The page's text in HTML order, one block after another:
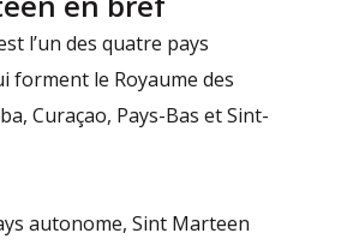
l’un des quatre pays
forment le Royaume des
Curaçao, Pays-Bas et Sint-
autonome, Sint Marteen